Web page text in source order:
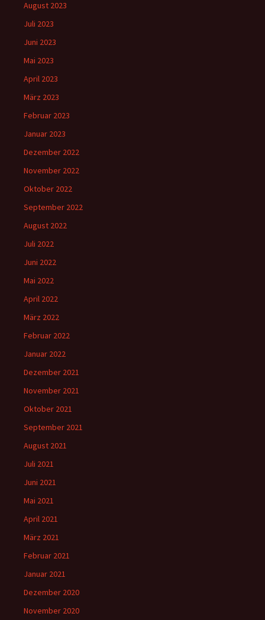
August 2023
Juli 2023
Juni 2023
Mai 2023
April 2023
März 2023
Februar 2023
Januar 2023
Dezember 2022
November 2022
Oktober 2022
September 2022
August 2022
Juli 2022
Juni 2022
Mai 2022
April 2022
März 2022
Februar 2022
Januar 2022
Dezember 2021
November 2021
Oktober 2021
September 2021
August 2021
Juli 2021
Juni 2021
Mai 2021
April 2021
März 2021
Februar 2021
Januar 2021
Dezember 2020
November 2020